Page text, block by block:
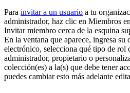
Para invitar a un usuario a tu
administrador, haz clic en Miembros
Invitar miembro cerca de la esquina
En la ventana que aparece, ingresa su
electrónico, selecciona qué tipo de rol
administrador, propietario o
colección(es) a la(s) que debe tener
puedes cambiar esto más adelante